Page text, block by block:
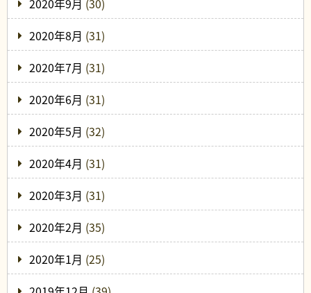
2020年9月 (30)
2020年8月 (31)
2020年7月 (31)
2020年6月 (31)
2020年5月 (32)
2020年4月 (31)
2020年3月 (31)
2020年2月 (35)
2020年1月 (25)